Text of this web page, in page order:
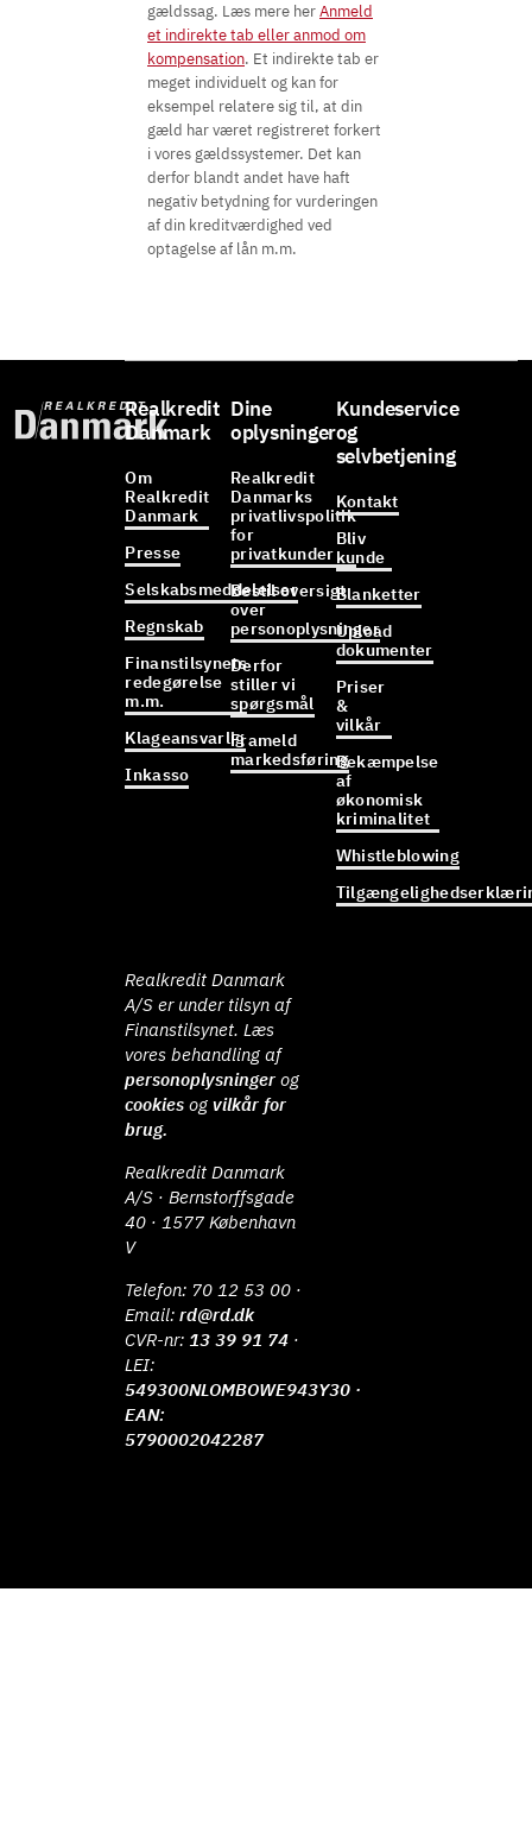
gældssag. Læs mere herAnmeld
et indirekte tab eller anmod om
kompensation. Et indirekte tab er
meget individuelt og kan for
eksempel relatere sig til, at din
gæld har været registreret forkert
i vores gældssystemer. Det kan
derfor blandt andet have haft
negativ betydning for vurderingen
af din kreditværdighed ved
optagelse af lån m.m.
Realkredit
Danmark
Om
Realkredit
Danmark
Presse
Selskabsmeddelelser
Regnskab
Finanstilsynets
redegørelse
m.m.
Klageansvarlig
Inkasso
Dine
oplysninger
Realkredit
Danmarks
privatlivspolitik
for
privatkunder
Bestil oversigt
over
personoplysninger
Derfor
stiller vi
spørgsmål
Frameld
markedsføring
Kundeservice
og
selvbetjening
Kontakt
Bliv
kunde
Blanketter
Upload
dokumenter
Priser
&
vilkår
Bekæmpelse
af
økonomisk
kriminalitet
Whistleblowing
Realkredit Danmark
A/S er under tilsyn af
Finanstilsynet. Læs
vores behandling af
personoplysninger og
cookies ogvilkår for
brug.
Realkredit Danmark
A/S · Bernstorffsgade
40 · 1577 København
V
Telefon: 70 12 53 00 ·
Email:rd@rd.dk
CVR-nr: 13 39 91 74 ·
LEI:
549300NLOMBOWE943Y30 ·
EAN:
5790002042287